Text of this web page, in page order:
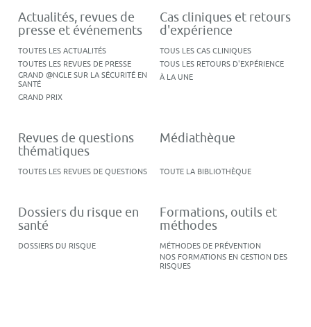
Actualités, revues de
presse et événements
TOUTES LES ACTUALITÉS
TOUTES LES REVUES DE PRESSE
GRAND @NGLE SUR LA SÉCURITÉ EN
SANTÉ
GRAND PRIX
Cas cliniques et retours
d'expérience
TOUS LES CAS CLINIQUES
TOUS LES RETOURS D'EXPÉRIENCE
À LA UNE
Revues de questions
thématiques
TOUTES LES REVUES DE QUESTIONS
Médiathèque
TOUTE LA BIBLIOTHÈQUE
Dossiers du risque en
santé
DOSSIERS DU RISQUE
Formations, outils et
méthodes
MÉTHODES DE PRÉVENTION
NOS FORMATIONS EN GESTION DES
RISQUES